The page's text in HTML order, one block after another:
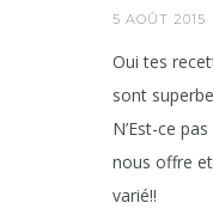
5 AOÛT 2015
Oui tes
sont
N’Est-ce
nous offre
varié!!